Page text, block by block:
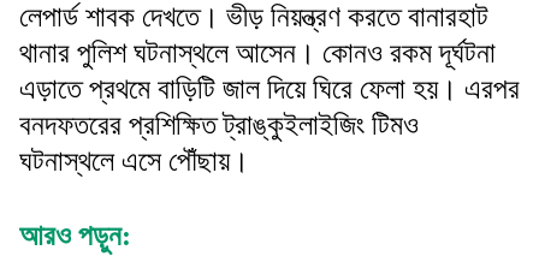
লেপার্ড শাবক দেখতে। ভীড় নিয়ন্ত্রণ করতে বানারহাট
থানার পুলিশ ঘটনাস্থলে আসেন। কোনও রকম দূর্ঘটনা
এড়াতে প্রথমে বাড়িটি জাল দিয়ে ঘিরে ফেলা হয়। এরপর
বনদফতরের প্রশিক্ষিত ট্রাঙ্কুইলাইজিং টিমও
ঘটনাস্থলে এসে পৌঁছায়।
আরও পড়ুন: